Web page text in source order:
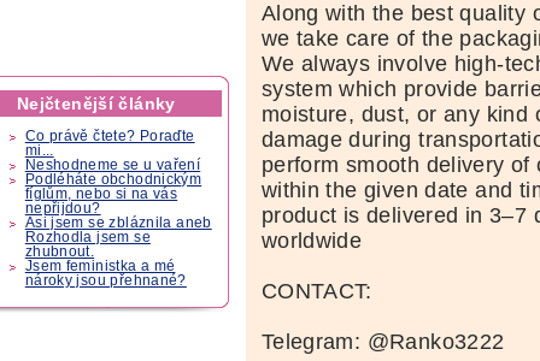
Nejčtenější články
Co právě čtete? Poraďte
mi...
Neshodneme se u vaření
Podléháte obchodnickým
fíglům, nebo si na vás
nepřijdou?
Asi jsem se zbláznila aneb
Rozhodla jsem se
zhubnout.
Jsem feministka a mé
nároky jsou přehnané?
Along with the best quality
we take care of the
We always involve high-
system which provide
moisture, dust, or any kind
damage during
perform smooth delivery of
within the given date and
product is delivered in 3–7
worldwide
CONTACT:
Telegram: @Ranko3222